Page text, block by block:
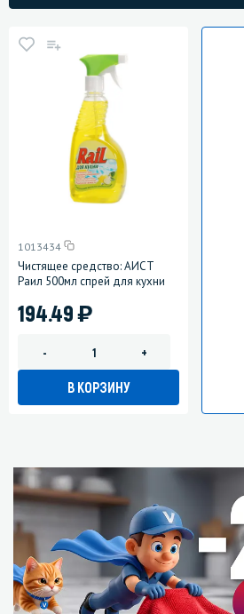
1013434
Чистящее средство: АИСТ
Раил 500мл спрей для кухни
194.49)
- +
В КОРЗИНУ